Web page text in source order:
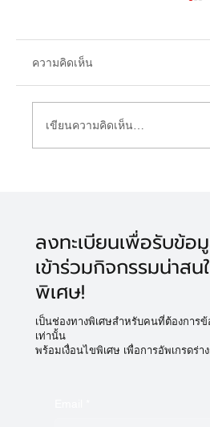
ความคิดเห็น
เขียนความคิดเห็น…
ลงทะเบียนเพื่อรับข้
เข้าร่วมกิจกรรมน่าสน
พิเศษ!
เป็นช่องทางพิเศษสำหรับคนที่ต้องการ
เท่านั้น
พร้อมเงื่อนไขพิเศษ เพื่อการอัพเกรดร่า